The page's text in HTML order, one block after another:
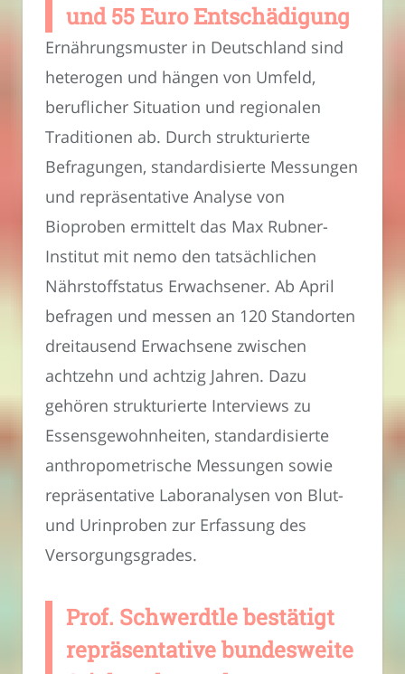
und 55 Euro Entschädigung
Ernährungsmuster in Deutschland sind
heterogen und hängen von Umfeld,
beruflicher Situation und regionalen
Traditionen ab. Durch strukturierte
Befragungen, standardisierte Messungen
und repräsentative Analyse von
Bioproben ermittelt das Max Rubner-
Institut mit nemo den tatsächlichen
Nährstoffstatus Erwachsener. Ab April
befragen und messen an 120 Standorten
dreitausend Erwachsene zwischen
achtzehn und achtzig Jahren. Dazu
gehören strukturierte Interviews zu
Essensgewohnheiten, standardisierte
anthropometrische Messungen sowie
repräsentative Laboranalysen von Blut-
und Urinproben zur Erfassung des
Versorgungsgrades.
Prof. Schwerdtle bestätigt
repräsentative bundesweite